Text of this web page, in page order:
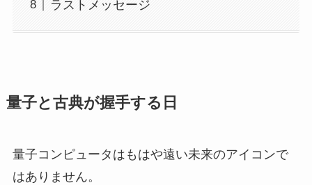
ラストメッセージ
量子と古典が握手する日
量子コンピュータはもはや遠い未来のアイコンで
はありません。